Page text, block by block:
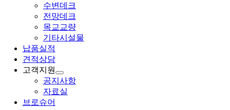
수변데크
전망데크
목교교량
기타시설물
납품실적
견적상담
고객지원
공지사항
자료실
브로슈어